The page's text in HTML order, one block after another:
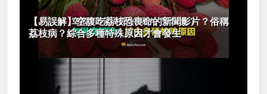
【易誤解】空腹吃荔枝恐喪命的新聞影片？俗稱
荔枝病？綜合多種特殊原因才會發生